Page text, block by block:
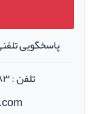
پاسخگویی تلفنی
تلفن : ۰۲۱۳۳۹۱۷۵۸۳ - ۰۲۱۳۳۹۱۴۴۳۴